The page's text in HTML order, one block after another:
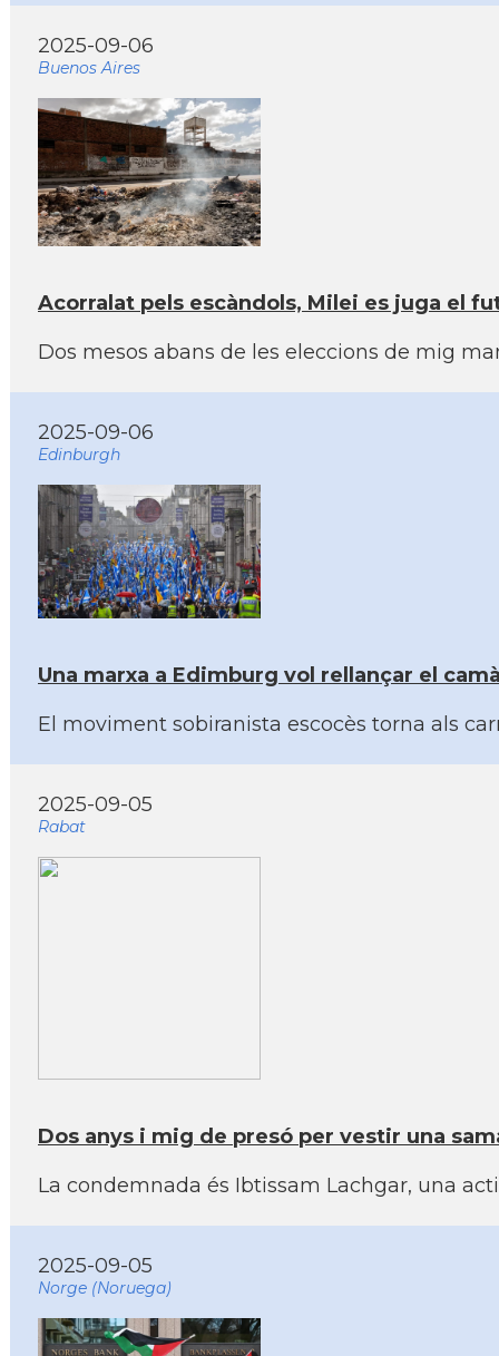
2025-09-06
Buenos Aires
Acorralat pels escàndols, Milei es juga el
Dos mesos abans de les eleccions de mig
2025-09-06
Edinburgh
Una marxa a Edimburg vol rellançar el
El moviment sobiranista escocès torna als
2025-09-05
Rabat
Dos anys i mig de presó per vestir una
La condemnada és Ibtissam Lachgar, una
2025-09-05
Norge (Noruega)